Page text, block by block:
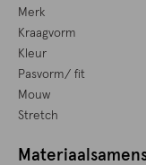
Merk
Kraagvorm
Kleur
Pasvorm/ fit
Mouw
Stretch